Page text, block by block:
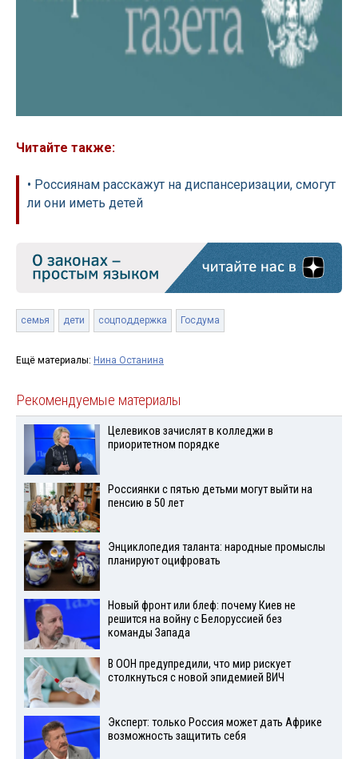
Читайте также:
• Россиянам расскажут на диспансеризации, смогут
ли они иметь детей
семья дети соцподдержка Госдума
Ещё материалы: Нина Останина
Рекомендуемые материалы
Целевиков зачислят в колледжи в
приоритетном порядке
Россиянки с пятью детьми могут выйти на
пенсию в 50 лет
Энциклопедия таланта: народные промыслы
планируют оцифровать
Новый фронт или блеф: почему Киев не
решится на войну с Белоруссией без
команды Запада
В ООН предупредили, что мир рискует
столкнуться с новой эпидемией ВИЧ
Эксперт: только Россия может дать Африке
возможность защитить себя